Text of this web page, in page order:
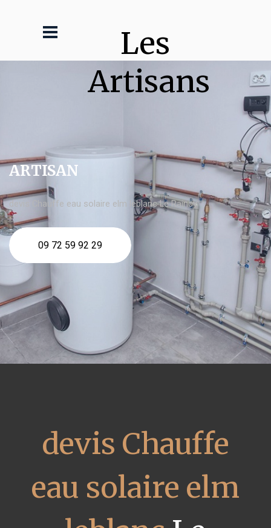
Les
Artisans
ARTISAN
devis Chauffe eau solaire elm leblanc Le Raincy
09 72 59 92 29
devis Chauffe
eau solaire elm